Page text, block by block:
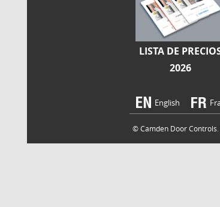
LISTA DE
2026
English
© Camden Door